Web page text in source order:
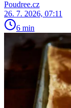
Poudree.cz
26. 7. 2026, 07:11
6 min